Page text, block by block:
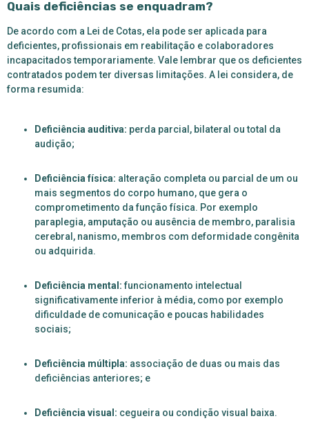
Quais deficiências se enquadram?
De acordo com a Lei de Cotas, ela pode ser aplicada para
deficientes, profissionais em reabilitação e colaboradores
incapacitados temporariamente. Vale lembrar que os deficientes
contratados podem ter diversas limitações. A lei considera, de
forma resumida:
Deficiência auditiva: perda parcial, bilateral ou total da
audição;
Deficiência física: alteração completa ou parcial de um ou
mais segmentos do corpo humano, que gera o
comprometimento da função física. Por exemplo
paraplegia, amputação ou ausência de membro, paralisia
cerebral, nanismo, membros com deformidade congênita
ou adquirida.
Deficiência mental:funcionamento intelectual
significativamente inferior à média, como por exemplo
dificuldade de comunicação e poucas habilidades
sociais;
Deficiência múltipla: associação de duas ou mais das
deficiências anteriores; e
Deficiência visual: cegueira ou condição visual baixa.